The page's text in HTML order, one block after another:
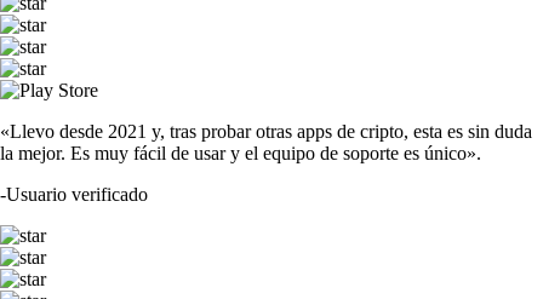
«Llevo desde 2021 y, tras probar otras apps de cripto, esta es sin duda
la mejor. Es muy fácil de usar y el equipo de soporte es único».
-Usuario verificado